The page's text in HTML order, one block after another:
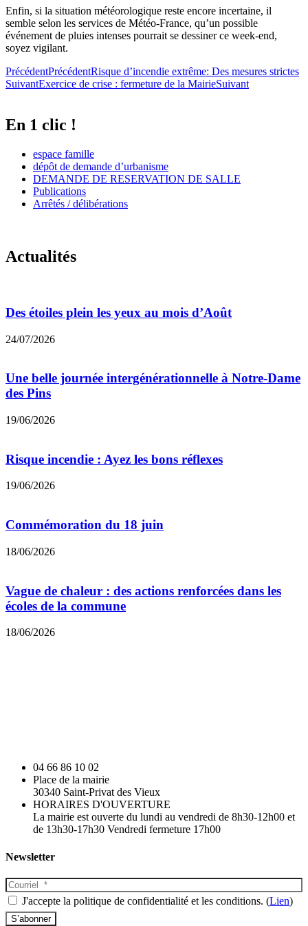
Enfin, si la situation météorologique reste encore incertaine, il
semble selon les services de Météo-France, qu’un possible
événement de pluies intenses pourrait se dessiner ce week-end,
soyez vigilant.
PrécédentPrécédentRisque d’incendie extrême: Des mesures strictes
SuivantExercice de crise : fermeture de la MairieSuivant
En 1 clic !
espace famille
dépôt de demande d’urbanisme
DEMANDE DE RESERVATION DE SALLE
Publications
Arrêtés / délibérations
Actualités
Des étoiles plein les yeux au mois d’Août
24/07/2026
Une belle journée intergénérationnelle à Notre-Dame
des Pins
19/06/2026
Risque incendie : Ayez les bons réflexes
19/06/2026
Commémoration du 18 juin
18/06/2026
Vague de chaleur : des actions renforcées dans les
écoles de la commune
18/06/2026
04 66 86 10 02
Place de la mairie
30340 Saint-Privat des Vieux
HORAIRES D'OUVERTURE
La mairie est ouverte du lundi au vendredi de 8h30-12h00 et
de 13h30-17h30 Vendredi fermeture 17h00
Newsletter
J'accepte la politique de confidentialité et les conditions. (Lien)